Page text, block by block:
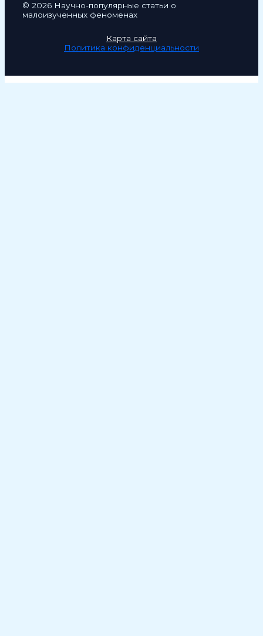
© 2026 Научно-популярные статьи о
малоизученных феноменах
Карта сайта
Политика конфиденциальности